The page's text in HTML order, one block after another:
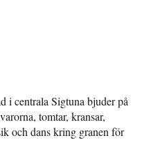
i centrala Sigtuna bjuder på
tomtar, kransar,
och dans kring granen för